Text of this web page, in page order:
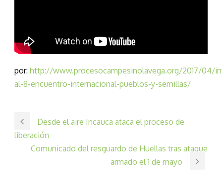
por: http://www.procesocampesinolavega.org/2017/04/
al-8-encuentro-internacional-pueblos-y-semillas/
Desde el aire Incauca ataca el proceso de
liberación
Comunicado del resguardo de Huellas tras ataque
armado el 1 de mayo